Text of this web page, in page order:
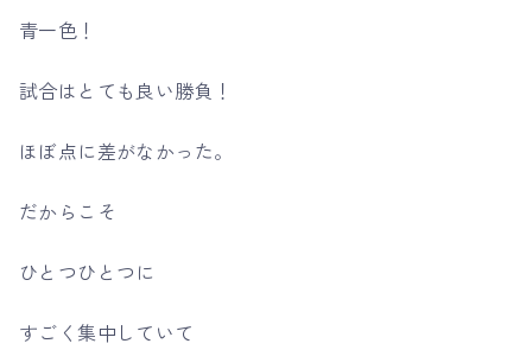
青一色！
試合はとても良い勝負！
ほぼ点に差がなかった。
だからこそ
ひとつひとつに
すごく集中していて